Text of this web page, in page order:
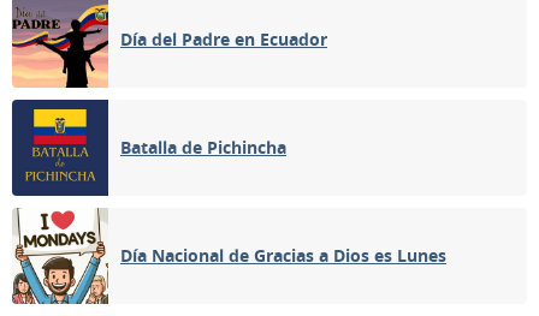
Día del Padre en Ecuador
Batalla de Pichincha
Día Nacional de Gracias a Dios es Lunes